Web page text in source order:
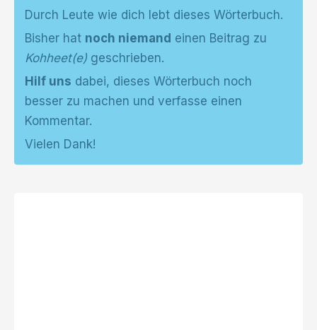
Durch Leute wie dich lebt dieses Wörterbuch.
Bisher hat noch niemand einen Beitrag zu
Kohheet(e) geschrieben.
Hilf uns dabei, dieses Wörterbuch noch
besser zu machen und verfasse einen
Kommentar.
Vielen Dank!